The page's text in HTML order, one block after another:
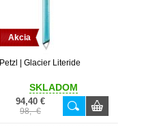
Akcia
Petzl | Glacier Literide
SKLADOM
94,40 €
98,- €